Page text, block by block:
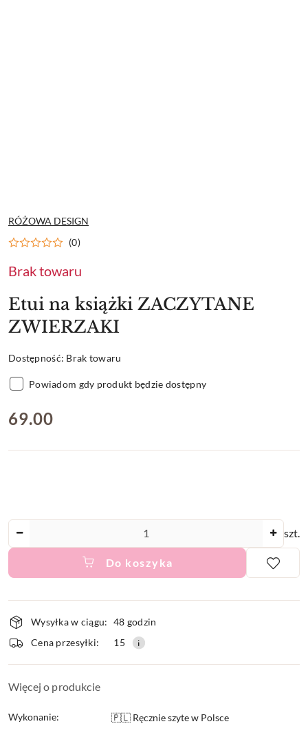
NAZWA
PRODUCENTA:
RÓŻOWA DESIGN
(0)
Brak towaru
Etui na książki ZACZYTANE
ZWIERZAKI
Dostępność: Brak towaru
Powiadom gdy produkt będzie dostępny
cena:
69.00
szt.
Do koszyka
i
dostawa
Wysyłka w ciągu: 48 godzin
Cena przesyłki:
15
Więcej o produkcie
Wykonanie: 🇵🇱 Ręcznie szyte w Polsce